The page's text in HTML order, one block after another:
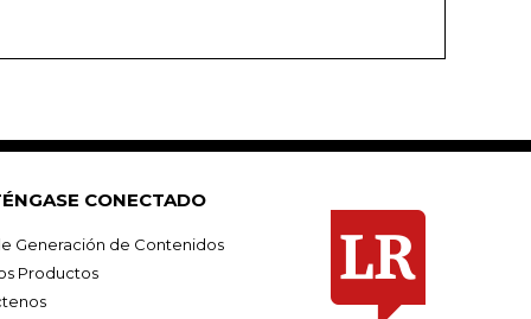
CONECTADO
Generación de Contenidos
Productos